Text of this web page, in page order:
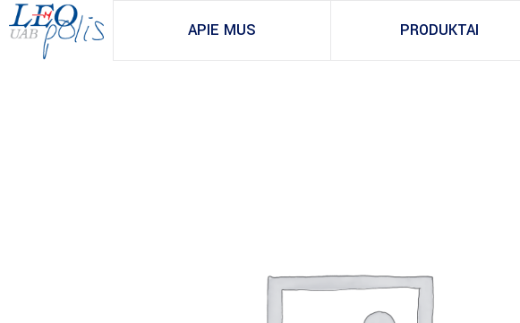
APIE MUS PRODUKTAI